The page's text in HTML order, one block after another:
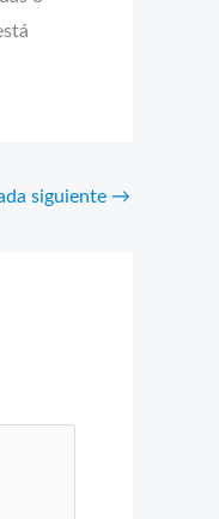
siguiente →